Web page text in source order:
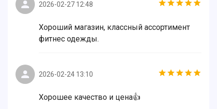
2026-02-27 12:48
Хороший магазин, классный ассортимент
фитнес одежды.
2026-02-24 13:10
Хорошее качество и цена👍